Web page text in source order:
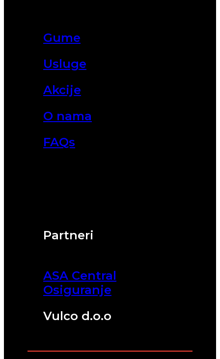
Partneri
ASA Central
Osiguranje
Vulco d.o.o
Gume
Usluge
Akcije
O nama
FAQs